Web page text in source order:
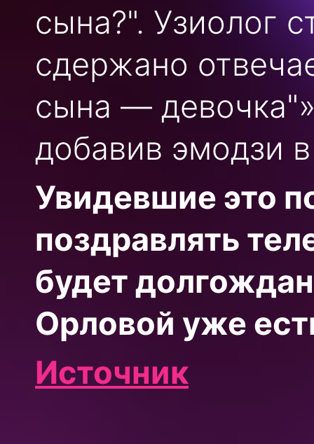
сына?". Узиолог
сдержано
сына —
добавив эмодзи
Увидевшие это
поздравлять
будет
Орловой уже
Источник